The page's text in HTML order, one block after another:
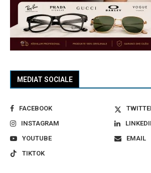
MEDIAT SOCIALE
FACEBOOK
INSTAGRAM
YOUTUBE
EMAIL
TIKTOK